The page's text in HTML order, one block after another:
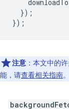
});
});
注意 ：本文中的
能，请查看相关指南。